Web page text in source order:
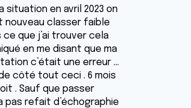
situation en avril 2023 on
nouveau classer faible
que j’ai trouver cela
en me disant que ma
c’était une erreur …
côté tout ceci . 6 mois
. Sauf que passer
pas refait d’échographie